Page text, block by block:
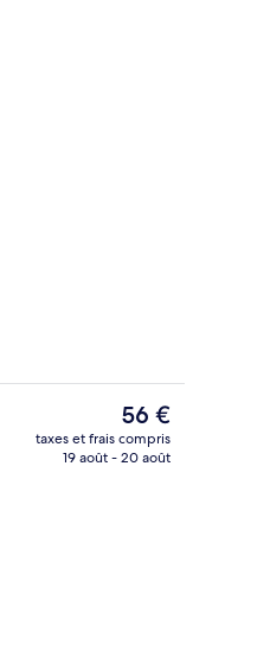
Le
prix
actuel
56 €
taxes et frais compris
19 août - 20 août